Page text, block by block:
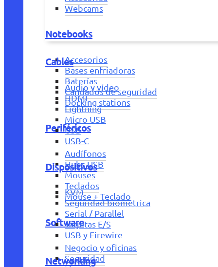
Webcams
Notebooks
Accesorios
Bases enfriadoras
Baterías
Candados de seguridad
Docking stations
Periféricos
Audífonos
Hubs USB
Mouses
Teclados
Mouse + Teclado
Software
Negocio y oficinas
Seguridad
Cables
Audio y vídeo
HDMI
Lightning
Micro USB
USB
USB-C
Dispositivos
KVM
Seguridad biométrica
Serial / Parallel
Tarjetas E/S
USB y Firewire
Networking